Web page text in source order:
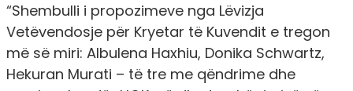
“Shembulli i propozimeve nga Lëvizja
Vetëvendosje për Kryetar të Kuvendit e tregon
më së miri: Albulena Haxhiu, Donika Schwartz,
Hekuran Murati – të tre me qëndrime dhe